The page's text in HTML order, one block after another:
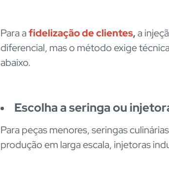
Para afidelização de clientes,a
diferencial, mas o método exige
abaixo.
Escolha a seringa ou
Para peças menores, seringas
produção em larga escala, injetoras